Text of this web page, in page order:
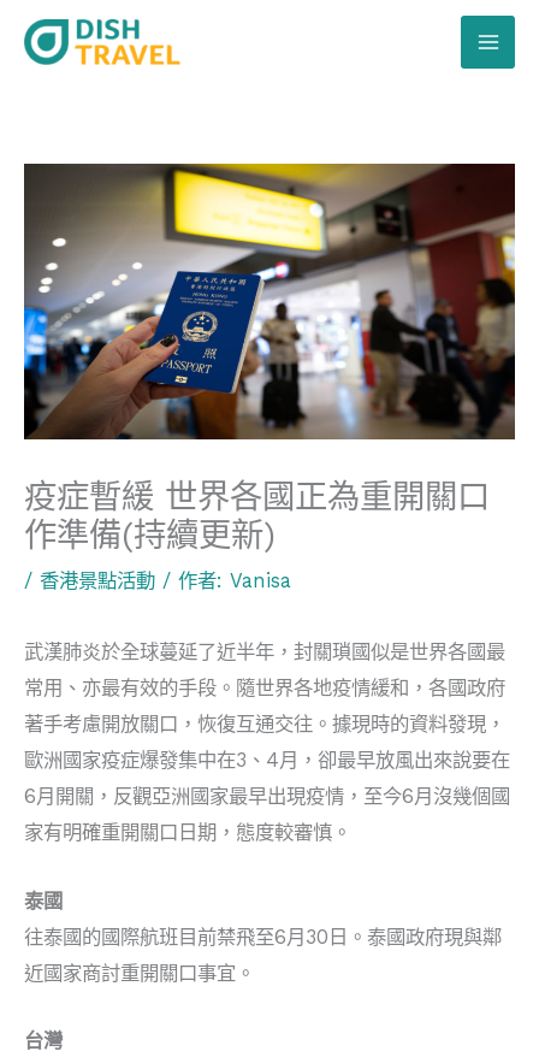
疫症暫緩 世界各國正為重開關口
作準備(持續更新)
/ 香港景點活動 / 作者: Vanisa
武漢肺炎於全球蔓延了近半年，封關瑣國似是世界各國最
常用、亦最有效的手段。隨世界各地疫情緩和，各國政府
著手考慮開放關口，恢復互通交往。據現時的資料發現，
歐洲國家疫症爆發集中在3、4月，卻最早放風出來說要在
6月開關，反觀亞洲國家最早出現疫情，至今6月沒幾個國
家有明確重開關口日期，態度較審慎。
泰國
往泰國的國際航班目前禁飛至6月30日。泰國政府現與鄰
近國家商討重開關口事宜。
台灣